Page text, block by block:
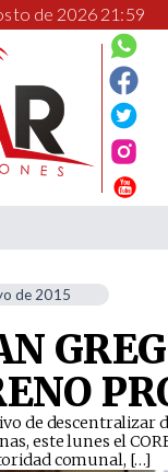
de 2026 21:59
de 2015
de descentralizar
este lunes el
comunal, […]